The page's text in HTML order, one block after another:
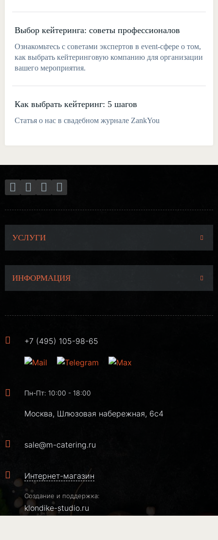
Выбор кейтеринга: советы профессионалов
Ознакомьтесь с советами экспертов в event-сфере о том,
как выбрать кейтеринговую компанию для организации
вашего мероприятия.
Как выбрать кейтеринг: 5 шагов
Статья о нас в свадебном журнале ZankYou
УСЛУГИ
ИНФОРМАЦИЯ
+7 (495) 105-98-65
Пн-Пт: 10:00 - 18:00
Москва, Шлюзовая набережная, 6с4
sale@m-catering.ru
Интернет-магазин
Создание и поддержка:
klondike-studio.ru